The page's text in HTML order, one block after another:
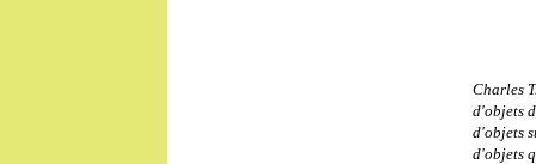
Charles
d'objets
d'objets
d'objets